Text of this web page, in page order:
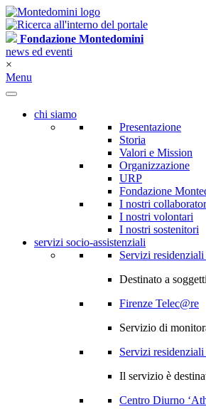
Fondazione Montedomini
news ed eventi
×
Menu
chi siamo
Presentazione
Storia
Valori e Mission
Organizzazione
URP
Fondazione
I nostri
I nostri volontari
I nostri sostenitori
servizi socio-assistenziali
Servizi
Destinato a
Firenze Telec@re
Servizio di
Servizi
Il servizio è
Centro Diurno